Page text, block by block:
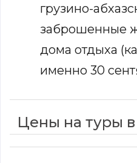
грузино-
заброшенные
дома отдыха
именно 30
Цены на туры